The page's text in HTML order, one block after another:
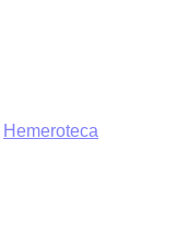
Hemeroteca